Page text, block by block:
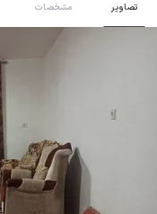
تصاویر مشخصات